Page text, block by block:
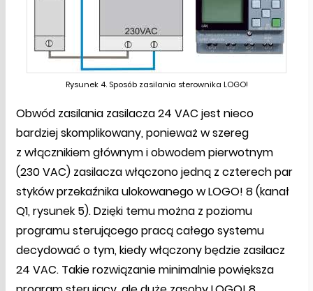
Rysunek 4. Sposób zasilania sterownika LOGO!
Obwód zasilania zasilacza 24 VAC jest nieco
bardziej skomplikowany, ponieważ w szereg
z włącznikiem głównym i obwodem pierwotnym
(230 VAC) zasilacza włączono jedną z czterech par
styków przekaźnika ulokowanego w LOGO! 8 (kanał
Q1, rysunek 5). Dzięki temu można z poziomu
programu sterującego pracą całego systemu
decydować o tym, kiedy włączony będzie zasilacz
24 VAC. Takie rozwiązanie minimalnie powiększa